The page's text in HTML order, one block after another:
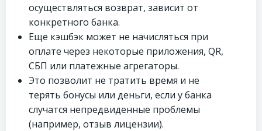
осуществляться возврат, зависит от
конкретного банка.
Еще кэшбэк может не начисляться при
оплате через некоторые приложения, QR,
СБП или платежные агрегаторы.
Это позволит не тратить время и не
терять бонусы или деньги, если у банка
случатся непредвиденные проблемы
(например, отзыв лицензии).